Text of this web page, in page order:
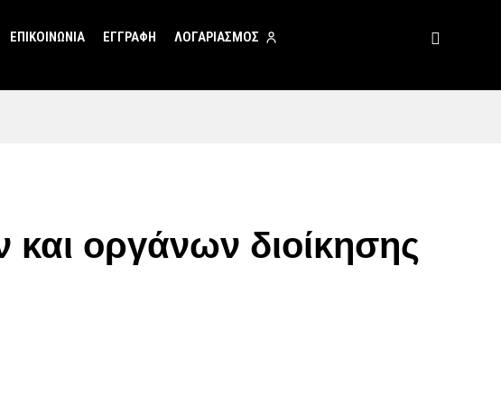
ΕΠΙΚΟΙΝΩΝΙΑ ΕΓΓΡΑΦΗ ΛΟΓΑΡΙΑΣΜΟΣ
οργάνων διοίκησης